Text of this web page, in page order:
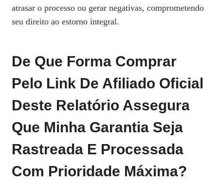
atrasar o processo ou gerar negativas, comprometendo
seu direito ao estorno integral.
De Que Forma Comprar
Pelo Link De Afiliado Oficial
Deste Relatório Assegura
Que Minha Garantia Seja
Rastreada E Processada
Com Prioridade Máxima?